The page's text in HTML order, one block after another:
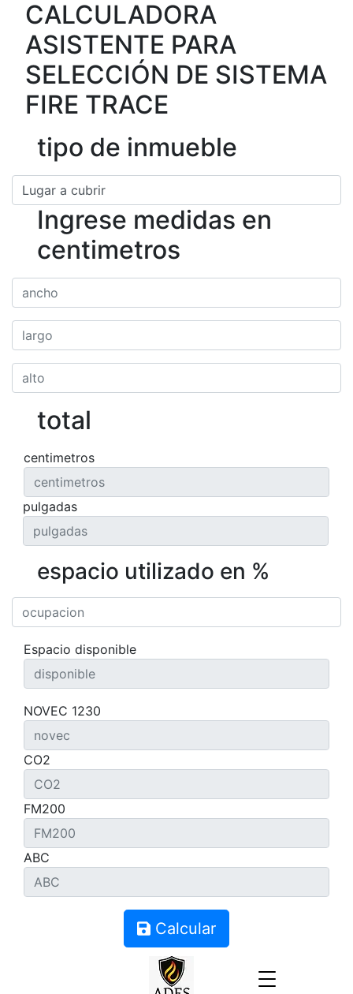
CALCULADORA
ASISTENTE PARA
SELECCIÓN DE SISTEMA
FIRE TRACE
tipo de inmueble
Ingrese medidas en
centimetros
total
centimetros
pulgadas
espacio utilizado en %
Espacio disponible
NOVEC 1230
CO2
FM200
ABC
Calcular